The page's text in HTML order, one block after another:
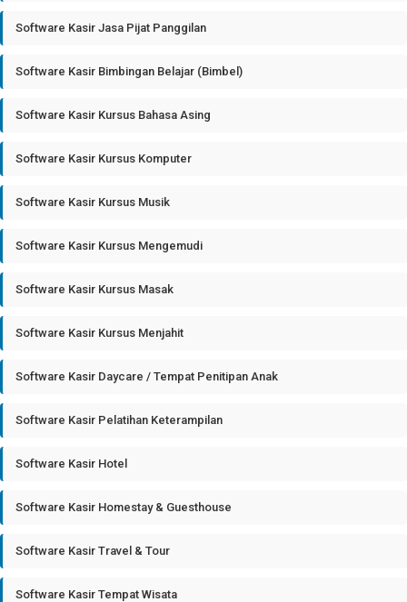
Software Kasir Jasa Pijat Panggilan
Software Kasir Bimbingan Belajar (Bimbel)
Software Kasir Kursus Bahasa Asing
Software Kasir Kursus Komputer
Software Kasir Kursus Musik
Software Kasir Kursus Mengemudi
Software Kasir Kursus Masak
Software Kasir Kursus Menjahit
Software Kasir Daycare / Tempat Penitipan Anak
Software Kasir Pelatihan Keterampilan
Software Kasir Hotel
Software Kasir Homestay & Guesthouse
Software Kasir Travel & Tour
Software Kasir Tempat Wisata